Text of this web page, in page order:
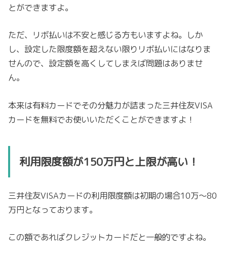
とができますよ。
ただ、リボ払いは不安と感じる方もいますよね。しか
し、設定した限度額を超えない限りリボ払いにはなりま
せんので、設定額を高くしてしまえば問題はありませ
ん。
本来は有料カードでその分魅力が詰まった三井住友VISA
カードを無料でお使いいただくことができますよ！
利用限度額が150万円と上限が高い！
三井住友VISAカードの利用限度額は初期の場合10万～80
万円となっております。
この額であればクレジットカードだと一般的ですよね。